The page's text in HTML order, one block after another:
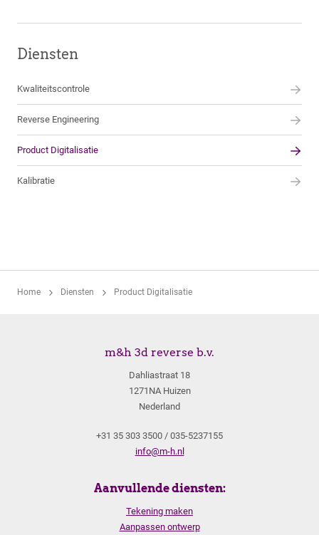
Diensten
Kwaliteitscontrole
Reverse Engineering
Product Digitalisatie
Kalibratie
Home Diensten Product Digitalisatie
m&h 3d reverse b.v.
Dahliastraat 18
1271NA Huizen
Nederland
+31 35 303 3500 / 035-5237155
info@m-h.nl
Aanvullende diensten:
Tekening maken
Aanpassen ontwerp